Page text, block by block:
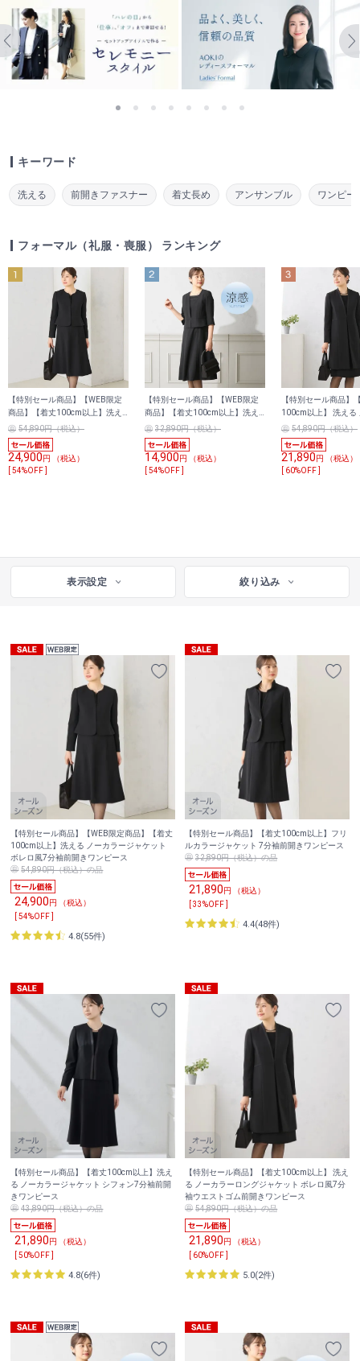
キーワード
洗える 前開きファスナー 着丈長め アンサンブル ワンピー
フォーマル（礼服・喪服） ランキング
【特別セール商品】【WEB限定
商品】【着丈100cm以上】洗え
る ノーカラージャケット ボレロ
風7分袖前開きワンピース
54,890円（税込）
24,900円 （税込）
[ 54%OFF ]
【特別セール商品】【WEB限定
商品】【着丈100cm以上】洗え
る ストレッチ ノーカラージャケ
ット風レースデザインワンピース
32,890円（税込）
14,900円 （税込）
[ 54%OFF ]
【特別セール商品】
100cm以上】 洗える
ロングジャケット ボ
ウエストゴム前開き
54,890円（税込）
21,890円 （税込）
[ 60%OFF ]
表示設定 絞り込み
【特別セール商品】【WEB限定商品】【着丈
100cm以上】洗える ノーカラージャケット
ボレロ風7分袖前開きワンピース
54,890円（税込）の品
24,900円 （税込）
[ 54%OFF ]
4.8(55件)
【特別セール商品】【着丈100cm以上】フリ
ルカラージャケット 7分袖前開きワンピース
32,890円（税込）の品
21,890円 （税込）
[ 33%OFF ]
4.4(48件)
【特別セール商品】【着丈100cm以上】洗え
る ノーカラージャケット シフォン7分袖前開
きワンピース
43,890円（税込）の品
21,890円 （税込）
[ 50%OFF ]
4.8(6件)
【特別セール商品】【着丈100cm以上】 洗え
る ノーカラーロングジャケット ボレロ風7分
袖ウエストゴム前開きワンピース
54,890円（税込）の品
21,890円 （税込）
[ 60%OFF ]
5.0(2件)